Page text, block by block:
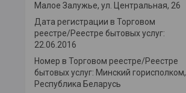
Малое Залужье, ул. Центральная, 26
Дата регистрации в Торговом
реестре/Реестре бытовых услуг:
22.06.2016
Номер в Торговом реестре/Реестре
бытовых услуг: Минский горисполком,
Республика Беларусь